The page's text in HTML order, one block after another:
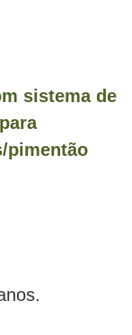
sistema de
pimentão